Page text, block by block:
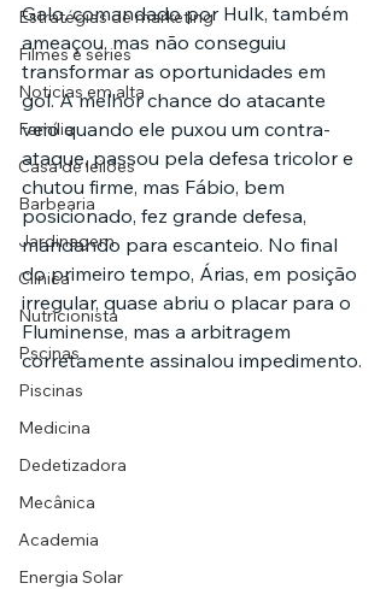
Estratégias de marketing
Filmes e séries
Noticias em alta
Família
Casa de leilões
Barbearia
Jardinagem
Clínica
Nutricionista
Pscinas
Piscinas
Medicina
Dedetizadora
Mecânica
Academia
Energia Solar
Galo, comandado por Hulk, também
ameaçou, mas não conseguiu
transformar as oportunidades em
gol. A melhor chance do atacante
veio quando ele puxou um contra-
ataque, passou pela defesa tricolor e
chutou firme, mas Fábio, bem
posicionado, fez grande defesa,
mandando para escanteio. No final
do primeiro tempo, Árias, em posição
irregular, quase abriu o placar para o
Fluminense, mas a arbitragem
corretamente assinalou impedimento.